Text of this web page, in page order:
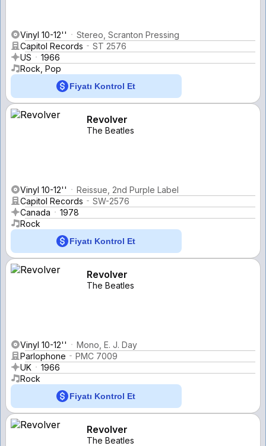
Vinyl 10-12''
Stereo, Scranton Pressing
Capitol Records
ST 2576
US
1966
Rock, Pop
Fiyatı Kontrol Et
Revolver
The Beatles
Vinyl 10-12''
Reissue, 2nd Purple Label
Capitol Records
SW-2576
Canada
1978
Rock
Fiyatı Kontrol Et
Revolver
The Beatles
Vinyl 10-12''
Mono, E. J. Day
Parlophone
PMC 7009
UK
1966
Rock
Fiyatı Kontrol Et
Revolver
The Beatles